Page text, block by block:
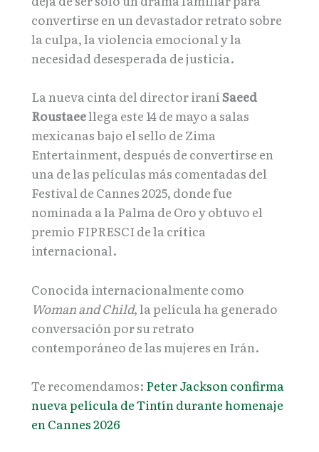
convertirse en un devastador retrato sobre
la culpa, la violencia emocional y la
necesidad desesperada de justicia.
La nueva cinta del director iraníSaeed
Roustaeellega este 14 de mayo a salas
mexicanas bajo el sello de Zima
Entertainment, después de convertirse en
una de las películas más comentadas del
Festival de Cannes 2025, donde fue
nominada a la Palma de Oro y obtuvo el
premio FIPRESCI de la crítica
internacional.
Conocida internacionalmente como
Woman and Child, la película ha generado
conversación por su retrato
contemporáneo de las mujeres en Irán.
Te recomendamos: Peter Jackson confirma
nueva película de Tintín durante homenaje
en Cannes 2026